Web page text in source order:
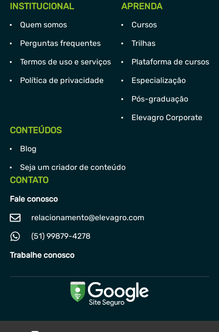
INSTITUCIONAL
Quem somos
Perguntas frequentes
Termos de uso e serviços
Política de privacidade
APRENDA
Cursos
Trilhas
Plataforma de cursos
Especialização
Pós-graduação
Elevagro Corporate
CONTEÚDOS
Blog
Seja um criador de conteúdo
CONTATO
Fale conosco
relacionamento@elevagro.com
(51) 99879-4278
Trabalhe conosco